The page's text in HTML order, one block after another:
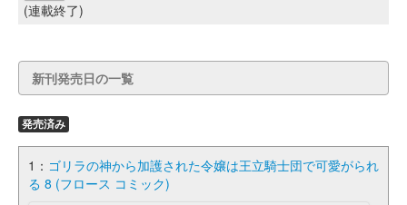
(連載終了)
新刊発売日の一覧
発売済み
1： ゴリラの神から加護された令嬢は王立騎士団で可愛がられ
る 8 (フロース コミック)